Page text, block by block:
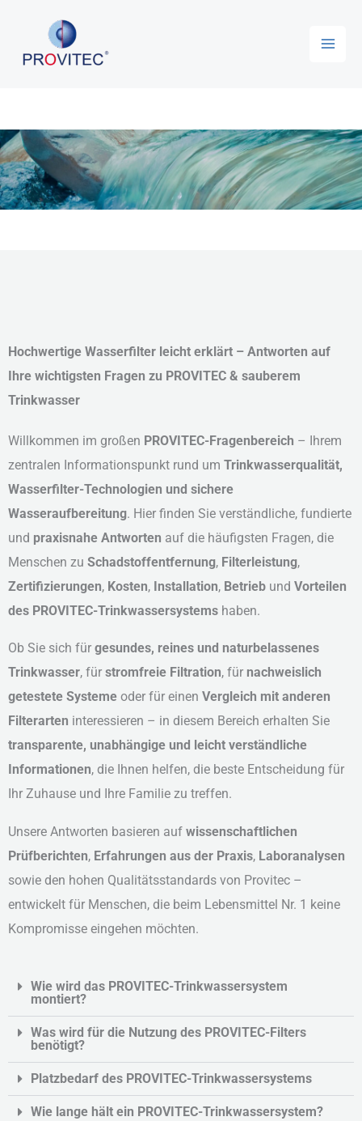
springen
Hochwertige Wasserfilter leicht erklärt – Antworten auf
Ihre wichtigsten Fragen zu PROVITEC & sauberem
Trinkwasser
Willkommen im großen PROVITEC-Fragenbereich – Ihrem
zentralen Informationspunkt rund um Trinkwasserqualität,
Wasserfilter-Technologien und sichere
Wasseraufbereitung. Hier finden Sie verständliche, fundierte
und praxisnahe Antworten auf die häufigsten Fragen, die
Menschen zu Schadstoffentfernung, Filterleistung,
Zertifizierungen, Kosten, Installation, Betrieb und Vorteilen
des PROVITEC-Trinkwassersystems haben.
Ob Sie sich für gesundes, reines und naturbelassenes
Trinkwasser, für stromfreie Filtration, für nachweislich
getestete Systeme oder für einen Vergleich mit anderen
Filterarten interessieren – in diesem Bereich erhalten Sie
transparente, unabhängige und leicht verständliche
Informationen, die Ihnen helfen, die beste Entscheidung für
Ihr Zuhause und Ihre Familie zu treffen.
Unsere Antworten basieren auf wissenschaftlichen
Prüfberichten, Erfahrungen aus der Praxis, Laboranalysen
sowie den hohen Qualitätsstandards von Provitec –
entwickelt für Menschen, die beim Lebensmittel Nr. 1 keine
Kompromisse eingehen möchten.
Wie wird das PROVITEC-Trinkwassersystem
montiert?
Was wird für die Nutzung des PROVITEC-Filters
benötigt?
Platzbedarf des PROVITEC-Trinkwassersystems
Wie lange hält ein PROVITEC-Trinkwassersystem?